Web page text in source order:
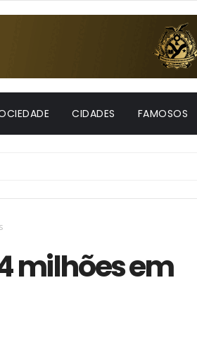
CIDADES FAMOSOS
milhões em